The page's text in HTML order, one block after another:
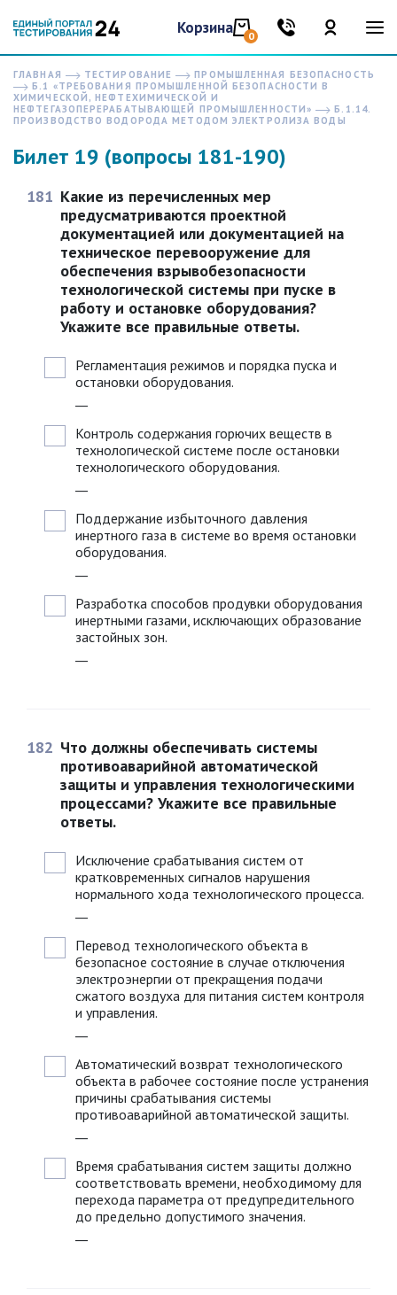
Корзина 0
ГЛАВНАЯ ТЕСТИРОВАНИЕ
ПРОМЫШЛЕННАЯ БЕЗОПАСНОСТЬ
Б.1 «ТРЕБОВАНИЯ ПРОМЫШЛЕННОЙ БЕЗОПАСНОСТИ В
ХИМИЧЕСКОЙ, НЕФТЕХИМИЧЕСКОЙ И
НЕФТЕГАЗОПЕРЕРАБАТЫВАЮЩЕЙ ПРОМЫШЛЕННОСТИ»
Б.1.14.
ПРОИЗВОДСТВО ВОДОРОДА МЕТОДОМ ЭЛЕКТРОЛИЗА ВОДЫ
Билет 19 (вопросы 181-190)
181 Какие из перечисленных мер
предусматриваются проектной
документацией или документацией на
техническое перевооружение для
обеспечения взрывобезопасности
технологической системы при пуске в
работу и остановке оборудования?
Укажите все правильные ответы.
Регламентация режимов и порядка пуска и
остановки оборудования.
Контроль содержания горючих веществ в
технологической системе после остановки
технологического оборудования.
Поддержание избыточного давления
инертного газа в системе во время остановки
оборудования.
Разработка способов продувки оборудования
инертными газами, исключающих образование
застойных зон.
182 Что должны обеспечивать системы
противоаварийной автоматической
защиты и управления технологическими
процессами? Укажите все правильные
ответы.
Исключение срабатывания систем от
кратковременных сигналов нарушения
нормального хода технологического процесса.
Перевод технологического объекта в
безопасное состояние в случае отключения
электроэнергии от прекращения подачи
сжатого воздуха для питания систем контроля
и управления.
Автоматический возврат технологического
объекта в рабочее состояние после устранения
причины срабатывания системы
противоаварийной автоматической защиты.
Время срабатывания систем защиты должно
соответствовать времени, необходимому для
перехода параметра от предупредительного
до предельно допустимого значения.